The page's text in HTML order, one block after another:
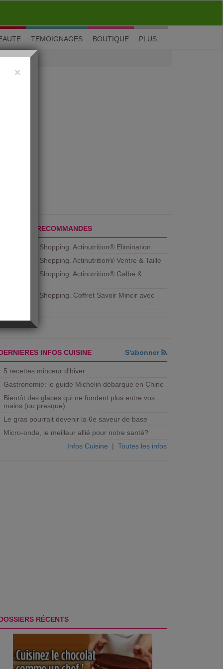
M'inscrire| Me connecter| ? Visite guidée
TEMOIGNAGES BOUTIQUE PLUS...
- Odelices
PRODUITS RECOMMANDES
Aujourdhui Shopping. Actinutrition® Elimination
Aujourdhui Shopping. Actinutrition® Ventre & Taille
Aujourdhui Shopping. Actinutrition® Galbe &
Aujourdhui Shopping. ​Coffret Savoir Mincir avec
INFOS CUISINE S'abonner
5 recettes minceur d'hiver
Gastronomie: le guide Michelin débarque en Chine
Bientôt des glaces qui ne fondent plus entre vos
mains (ou presque)
Le gras pourrait devenir la 6e saveur de base
Micro-onde, le meilleur allié pour notre santé?
Infos Cuisine | Toutes les infos
RÉCENTS
×